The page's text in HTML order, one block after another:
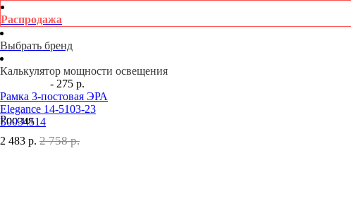
Распродажа
Выбрать бренд
Калькулятор мощности освещения
- 275 р.
Рамка 3-постовая ЭРА
Elegance 14-5103-23
Б0034514
Россия
2 483 р. 2 758 р.